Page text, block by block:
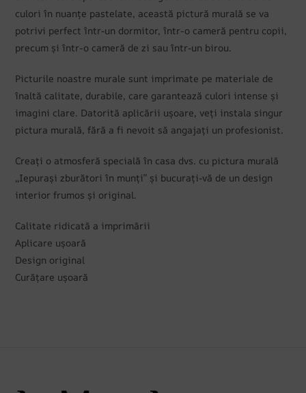
culori în nuanțe pastelate, această pictură murală se va
potrivi perfect într-un dormitor, într-o cameră pentru copii,
precum și într-o cameră de zi sau într-un birou.
Picturile noastre murale sunt imprimate pe materiale de
înaltă calitate, durabile, care garantează culori intense și
imagini clare. Datorită aplicării ușoare, veți instala singur
pictura murală, fără a fi nevoit să angajați un profesionist.
Creați o atmosferă specială în casa dvs. cu pictura murală
„Iepurași zburători în munți” și bucurați-vă de un design
interior frumos și original.
Calitate ridicată a imprimării
Aplicare ușoară
Design original
Curățare ușoară